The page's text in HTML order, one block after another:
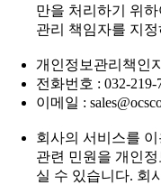
만을 처리하기 위
관리 책임자를 지
개인정보관리책인
전화번호 : 032-219-
이메일 :
회사의 서비스를
관련 민원을 개인
실 수 있습니다. 회